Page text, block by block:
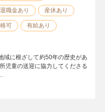
退職金あり 産休あり
可 有給あり
域に根ざして約50年の歴史があ
児童の送迎に協力してくださる